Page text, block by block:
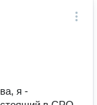
я -